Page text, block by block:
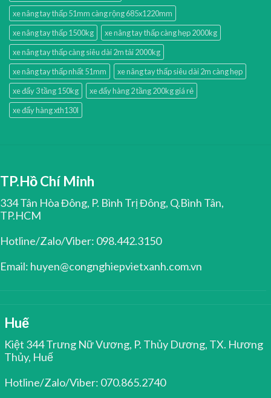
xe nâng tay thấp 51mm càng rộng 685x1220mm
xe nâng tay thấp 1500kg
xe nâng tay thấp càng hẹp 2000kg
xe nâng tay thấp càng siêu dài 2m tải 2000kg
xe nâng tay thấp nhất 51mm
xe nâng tay thấp siêu dài 2m càng hẹp
xe đẩy 3 tầng 150kg
xe đẩy hàng 2 tầng 200kg giá rẻ
xe đẩy hàng xth130l
TP.Hồ Chí Minh
334 Tân Hòa Đông, P. Bình Trị Đông, Q.Bình Tân,
TP.HCM
Hotline/Zalo/Viber: 098.442.3150
Email: huyen@congnghiepvietxanh.com.vn
Huế
Kiệt 344 Trưng Nữ Vương, P. Thủy Dương, TX. Hương
Thủy, Huế
Hotline/Zalo/Viber: 070.865.2740